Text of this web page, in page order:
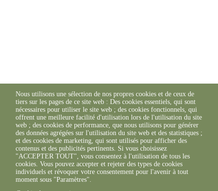
Retrouvez l'ensemble des Flash SEVE ICI
Nous utilisons une sélection de nos propres cookies et de ceux de
tiers sur les pages de ce site web : Des cookies essentiels, qui sont
nécessaires pour utiliser le site web ; des cookies fonctionnels, qui
offrent une meilleure facilité d'utilisation lors de l'utilisation du site
web ; des cookies de performance, que nous utilisons pour générer
des données agrégées sur l'utilisation du site web et des statistiques ;
et des cookies de marketing, qui sont utilisés pour afficher des
contenus et des publicités pertinents. Si vous choisissez
"ACCEPTER TOUT", vous consentez à l'utilisation de tous les
cookies. Vous pouvez accepter et rejeter des types de cookies
individuels et révoquer votre consentement pour l'avenir à tout
moment sous "Paramètres".